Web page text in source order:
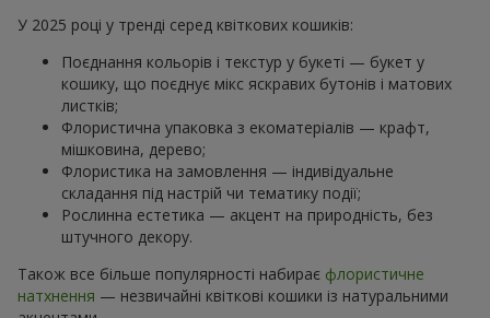
У 2025 році у тренді серед квіткових кошиків:
Поєднання кольорів і текстур у букеті — букет у
кошику, що поєднує мікс яскравих бутонів і матових
листків;
Флористична упаковка з екоматеріалів — крафт,
мішковина, дерево;
Флористика на замовлення — індивідуальне
складання під настрій чи тематику події;
Рослинна естетика — акцент на природність, без
штучного декору.
Також все більше популярності набирає флористичне
натхнення — незвичайні квіткові кошики із натуральними